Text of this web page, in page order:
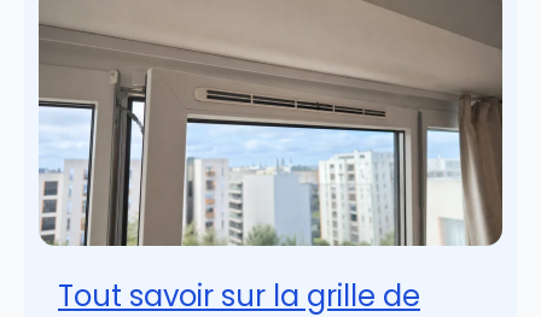
Tout savoir sur la grille de